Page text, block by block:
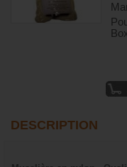
DESCRIPTION